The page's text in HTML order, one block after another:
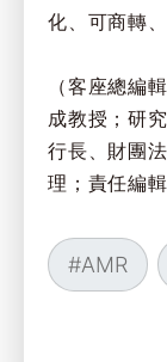
化、可商轉
（客座總編
成教授；研
行長、財團
理；責任編
#AMR